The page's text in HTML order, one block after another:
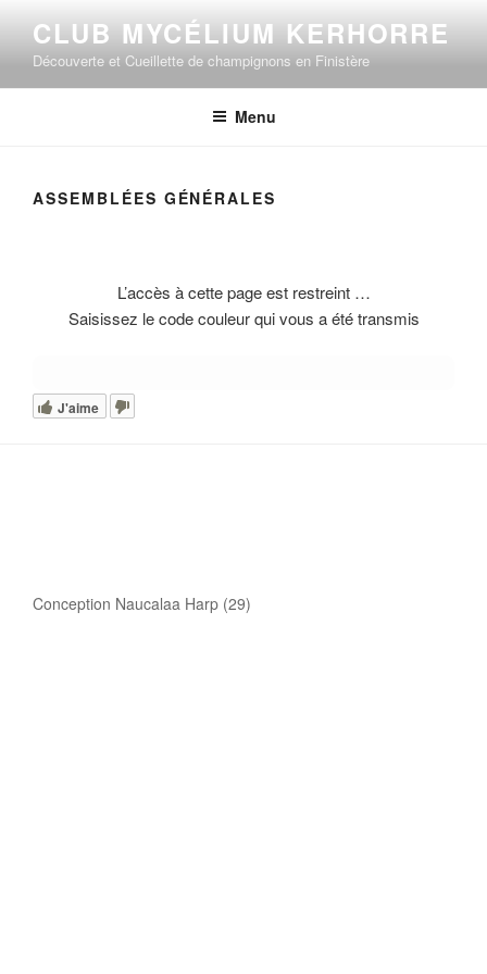
contenu
principal
CLUB MYCÉLIUM KERHORRE
Découverte et Cueillette de champignons en Finistère
Menu
ASSEMBLÉES GÉNÉRALES
L’accès à cette page est restreint …
Saisissez le code couleur qui vous a été transmis
J'aime
Conception Naucalaa Harp (29)